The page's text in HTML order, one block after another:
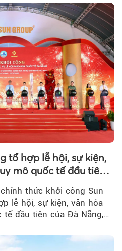
tổ hợp lễ hội, sự kiện,
mô quốc tế đầu tiên
thức khởi công Sun
lễ hội, sự kiện, văn hóa
đầu tiên của Đà Nẵng,…